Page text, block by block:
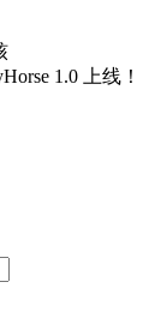
1.0 上线！